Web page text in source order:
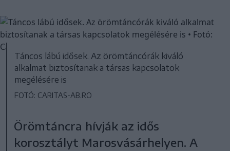
Táncos lábú idősek. Az örömtáncórák kiváló
alkalmat biztosítanak a társas kapcsolatok
megélésére is
FOTÓ: CARITAS-AB.RO
Örömtáncra hívják az idős
korosztályt Marosvásárhelyen. A